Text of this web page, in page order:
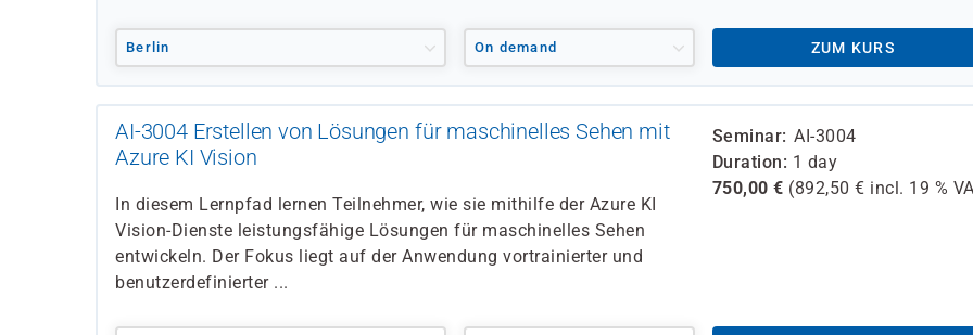
Berlin On demand ZUM KURS
AI-3004 Erstellen von Lösungen für maschinelles Sehen mit
Azure KI Vision
In diesem Lernpfad lernen Teilnehmer, wie sie mithilfe der Azure KI
Vision-Dienste leistungsfähige Lösungen für maschinelles Sehen
entwickeln. Der Fokus liegt auf der Anwendung vortrainierter und
benutzerdefinierter ...
Seminar
AI-3004
Duration
1 day
750,00 € (892,50 € incl. 19 %